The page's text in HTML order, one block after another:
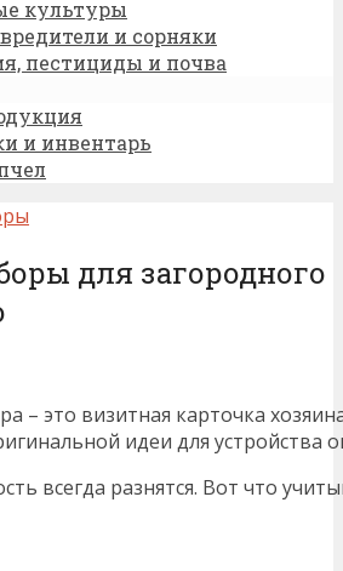
культуры
и сорняки
пестициды и почва
и инвентарь
для загородного
– это визитная карточка
идеи для устройства
всегда разнятся. Вот что